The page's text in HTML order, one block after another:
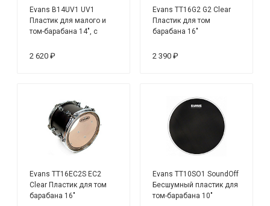
Evans B14UV1 UV1
Пластик для малого и
том-барабана 14", с
2 620 ₽
Evans TT16G2 G2 Clear
Пластик для том
барабана 16"
2 390 ₽
Evans TT16EC2S EC2
Clear Пластик для том
барабана 16"
Evans TT10SO1 SoundOff
Бесшумный пластик для
том-барабана 10"